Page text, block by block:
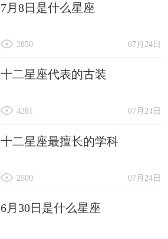
7月8日是什么星座
07月24日
2850
十二星座代表的古装
07月24日
4281
十二星座最擅长的学科
07月24日
2500
6月30日是什么星座